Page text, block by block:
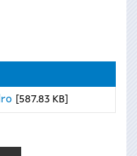
587.83 KB